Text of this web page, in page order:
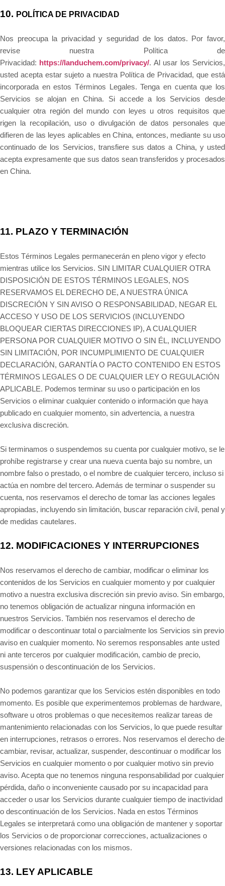
10. POLÍTICA DE PRIVACIDAD
Nos preocupa la privacidad y seguridad de los datos. Por favor,
revise nuestra Política de
Privacidad: https://landuchem.com/privacy/. Al usar los Servicios,
usted acepta estar sujeto a nuestra Política de Privacidad, que está
incorporada en estos Términos Legales. Tenga en cuenta que los
Servicios se alojan en China. Si accede a los Servicios desde
cualquier otra región del mundo con leyes u otros requisitos que
rigen la recopilación, uso o divulgación de datos personales que
difieren de las leyes aplicables enChina, entonces, mediante su uso
continuado de los Servicios, transfiere sus datos a China, y usted
acepta expresamente que sus datos sean transferidos y procesados
en China.
11. PLAZO Y TERMINACIÓN
Estos Términos Legales permanecerán en pleno vigor y efecto
mientras utilice los Servicios. SIN LIMITAR CUALQUIER OTRA
DISPOSICIÓN DE ESTOS TÉRMINOS LEGALES, NOS
RESERVAMOS EL DERECHO DE, A NUESTRA ÚNICA
DISCRECIÓN Y SIN AVISO O RESPONSABILIDAD, NEGAR EL
ACCESO Y USO DE LOS SERVICIOS (INCLUYENDO
BLOQUEAR CIERTAS DIRECCIONES IP), A CUALQUIER
PERSONA POR CUALQUIER MOTIVO O SIN ÉL, INCLUYENDO
SIN LIMITACIÓN, POR INCUMPLIMIENTO DE CUALQUIER
DECLARACIÓN, GARANTÍA O PACTO CONTENIDO EN ESTOS
TÉRMINOS LEGALES O DE CUALQUIER LEY O REGULACIÓN
APLICABLE. Podemos terminar su uso o participación en los
Servicios o eliminar cualquier contenido o información que haya
publicado en cualquier momento, sin advertencia, a nuestra
exclusiva discreción.
Si terminamos o suspendemos su cuenta por cualquier motivo, se le
prohíbe registrarse y crear una nueva cuenta bajo su nombre, un
nombre falso o prestado, o el nombre de cualquier tercero, incluso si
actúa en nombre del tercero. Además de terminar o suspender su
cuenta, nos reservamos el derecho de tomar las acciones legales
apropiadas, incluyendo sin limitación, buscar reparación civil, penal y
de medidas cautelares.
12. MODIFICACIONES Y INTERRUPCIONES
Nos reservamos el derecho de cambiar, modificar o eliminar los
contenidos de los Servicios en cualquier momento y por cualquier
motivo a nuestra exclusiva discreción sin previo aviso. Sin embargo,
no tenemos obligación de actualizar ninguna información en
nuestros Servicios. También nos reservamos el derecho de
modificar o descontinuar total o parcialmente los Servicios sin previo
aviso en cualquier momento. No seremos responsables ante usted
ni ante terceros por cualquier modificación, cambio de precio,
suspensión o descontinuación de los Servicios.
No podemos garantizar que los Servicios estén disponibles en todo
momento. Es posible que experimentemos problemas de hardware,
software u otros problemas o que necesitemos realizar tareas de
mantenimiento relacionadas con los Servicios, lo que puede resultar
en interrupciones, retrasos o errores. Nos reservamos el derecho de
cambiar, revisar, actualizar, suspender, descontinuar o modificar los
Servicios en cualquier momento o por cualquier motivo sin previo
aviso. Acepta que no tenemos ninguna responsabilidad por cualquier
pérdida, daño o inconveniente causado por su incapacidad para
acceder o usar los Servicios durante cualquier tiempo de inactividad
o descontinuación de los Servicios. Nada en estos Términos
Legales se interpretará como una obligación de mantener y soportar
los Servicios o de proporcionar correcciones, actualizaciones o
versiones relacionadas con los mismos.
13. LEY APLICABLE